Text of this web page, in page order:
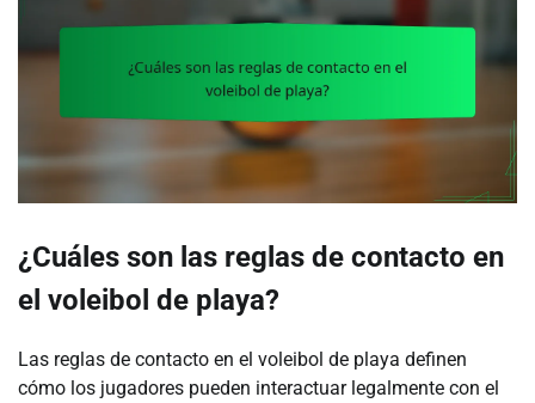
¿Cuáles son las reglas de contacto en
el voleibol de playa?
Las reglas de contacto en el voleibol de playa definen
cómo los jugadores pueden interactuar legalmente con el